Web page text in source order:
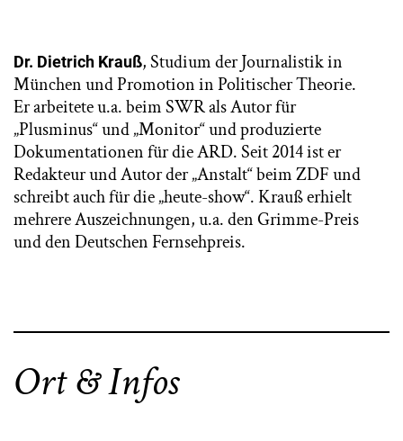
Dr. Dietrich Krauß, Studium der Journalistik in
München und Promotion in Politischer Theorie.
Er arbeitete u.a. beim SWR als Autor für
„Plusminus“ und „Monitor“ und produzierte
Dokumentationen für die ARD. Seit 2014 ist er
Redakteur und Autor der „Anstalt“ beim ZDF und
schreibt auch für die „heute-show“. Krauß erhielt
mehrere Auszeichnungen, u.a. den Grimme-Preis
und den Deutschen Fernsehpreis.
Ort & Infos